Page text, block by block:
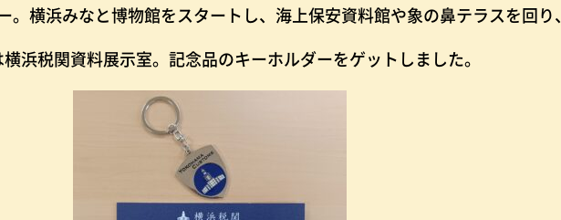
。横浜みなと博物館をスタートし、海上保安資料館や象の鼻テラスを回り、
浜税関資料展示室。記念品のキーホルダーをゲットしました。